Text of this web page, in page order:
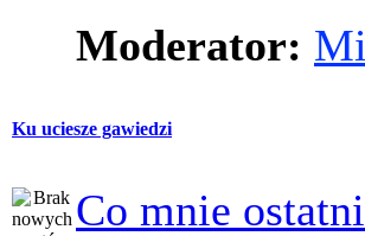
Moderator:
Ku uciesze gawiedzi
Co mnie